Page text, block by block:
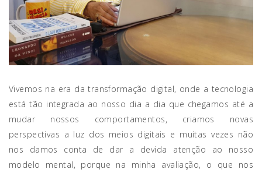
Vivemos na era da transformação digital, onde a tecnologia
está tão integrada ao nosso dia a dia que chegamos até a
mudar nossos comportamentos, criamos novas
perspectivas a luz dos meios digitais e muitas vezes não
nos damos conta de dar a devida atenção ao nosso
modelo mental, porque na minha avaliação, o que nos